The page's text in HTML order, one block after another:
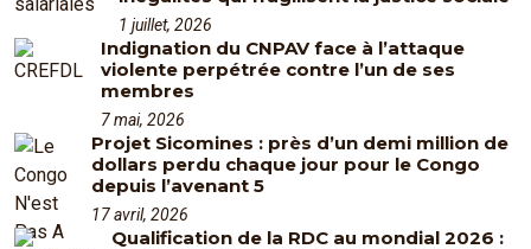
1 juillet, 2026
Indignation du CNPAV face à l’attaque
violente perpétrée contre l’un de ses
membres
7 mai, 2026
Projet Sicomines : près d’un demi million de
dollars perdu chaque jour pour le Congo
depuis l’avenant 5
17 avril, 2026
Qualification de la RDC au mondial 2026 :